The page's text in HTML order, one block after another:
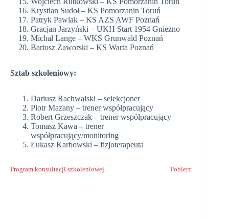
Krystian Sudoł – KS Pomorzanin Toruń
Patryk Pawlak – KS AZS AWF Poznań
Gracjan Jarzyński – UKH Start 1954 Gniezno
Michał Lange – WKS Grunwald Poznań
Bartosz Zaworski – KS Warta Poznań
Sztab szkoleniowy:
Dariusz Rachwalski – selekcjoner
Piotr Mazany – trener współpracujący
Robert Grzeszczak – trener współpracujący
Tomasz Kawa – trener
współpracujący/monitoring
Łukasz Karbowski – fizjoterapeuta
Program konsultacji szkoleniowej Pobierz